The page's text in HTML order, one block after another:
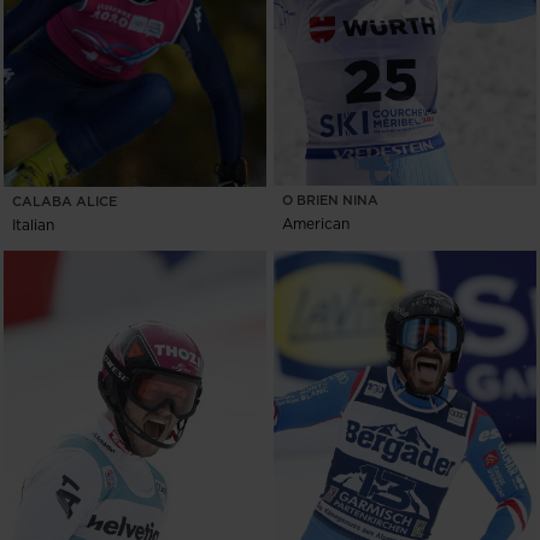
CALABA ALICE
Italian
O BRIEN NINA
American